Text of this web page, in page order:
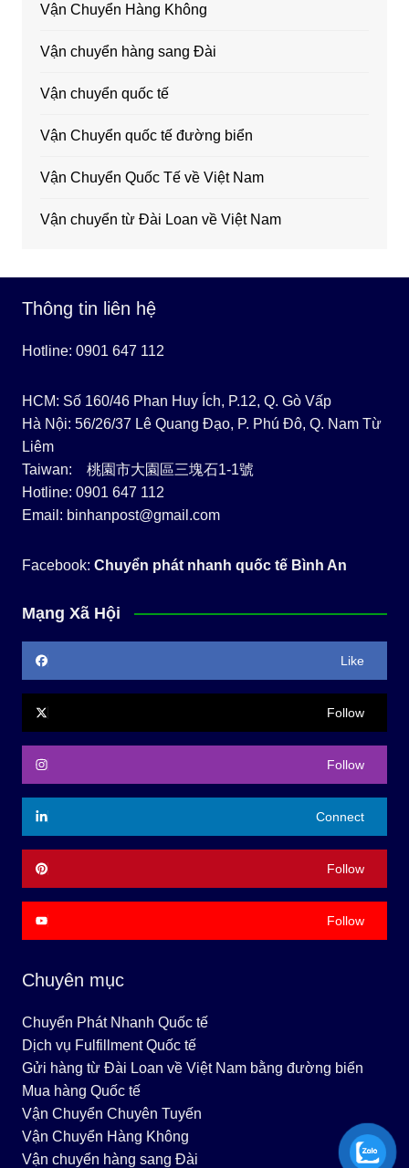
Vận Chuyển Hàng Không
Vận chuyển hàng sang Đài
Vận chuyển quốc tế
Vận Chuyển quốc tế đường biển
Vận Chuyển Quốc Tế về Việt Nam
Vận chuyển từ Đài Loan về Việt Nam
Thông tin liên hệ
Hotline: 0901 647 112
HCM: Số 160/46 Phan Huy Ích, P.12, Q. Gò Vấp
Hà Nội: 56/26/37 Lê Quang Đạo, P. Phú Đô, Q. Nam Từ
Liêm
Taiwan: 桃園市大園區三塊石1-1號
Hotline: 0901 647 112
Email: binhanpost@gmail.com
Facebook: Chuyển phát nhanh quốc tế Bình An
Mạng Xã Hội
Like
Follow
Follow
Connect
Follow
Follow
Chuyên mục
Chuyển Phát Nhanh Quốc tế
Dịch vụ Fulfillment Quốc tế
Gửi hàng từ Đài Loan về Việt Nam bằng đường biển
Mua hàng Quốc tế
Vận Chuyển Chuyên Tuyến
Vận Chuyển Hàng Không
Vận chuyển hàng sang Đài